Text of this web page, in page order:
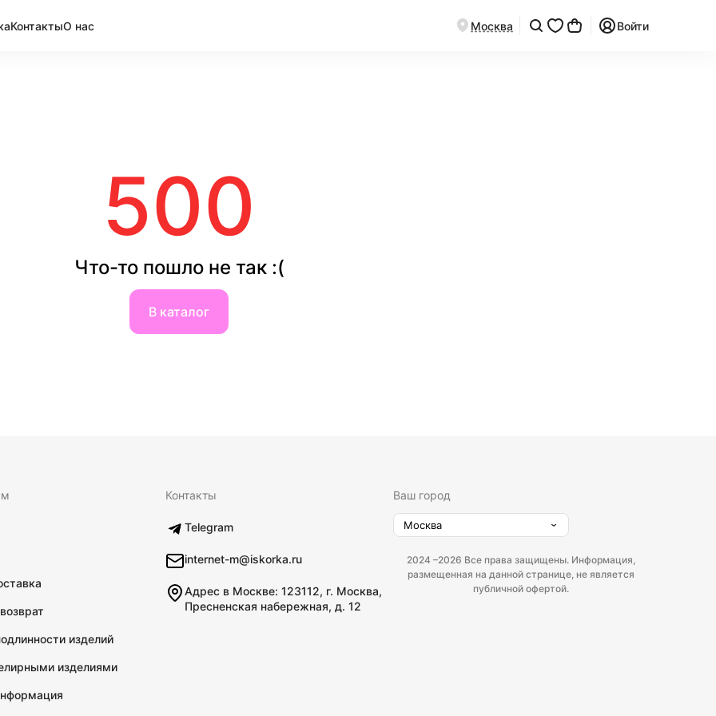
КонтактыО нас Москва Войти
500
Что-то пошло не так :(
В каталог
изделий
изделиями
Контакты
Telegram
internet-m@iskorka.ru
Адрес в Москве: 123112, г. Москва,
Пресненская набережная, д. 12
Ваш город
Москва
2024 –2026 Все права защищены. Информация,
размещенная на данной странице, не является
публичной офертой.